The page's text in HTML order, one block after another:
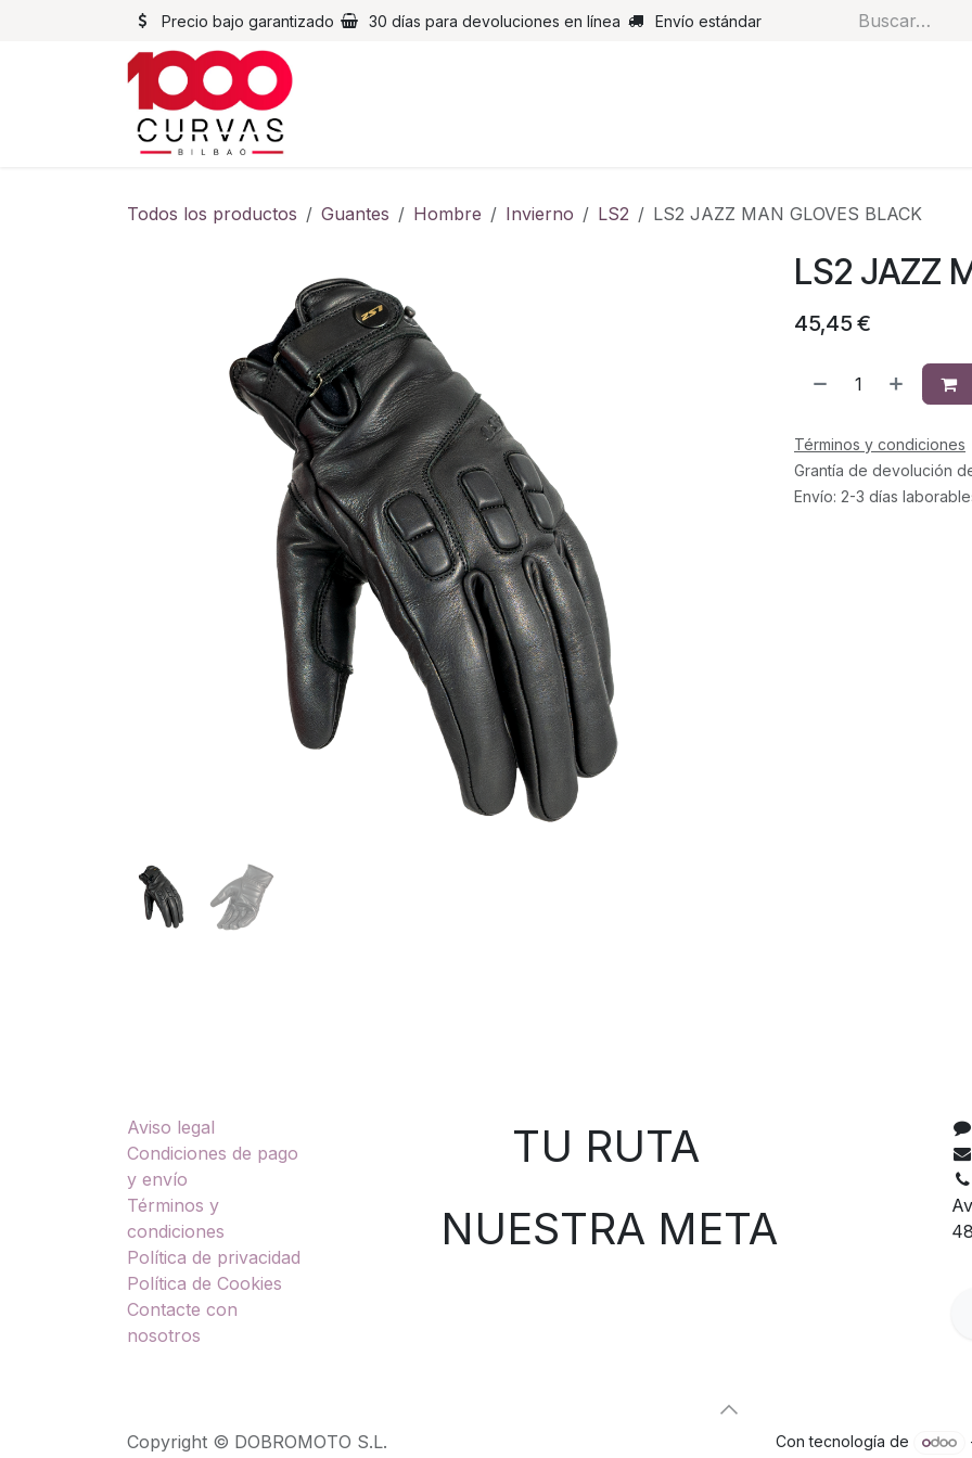
Precio bajo garantizado 30 días para devoluciones en línea Envío estándar
Todos los productos Guantes Hombre Invierno LS2 LS2 JAZZ MAN GLOVES BLACK
LS2 JAZZ
45,45 €
Términos y condiciones
Grantía de devolución
Envío: 2-3 días
Aviso legal
Condiciones de pago
y envío
Términos y
condiciones
Política de privacidad
Política de Cookies
Contacte con
nosotros
TU RUTA
NUESTRA META
Copyright © DOBROMOTO S.L. Con tecnología de